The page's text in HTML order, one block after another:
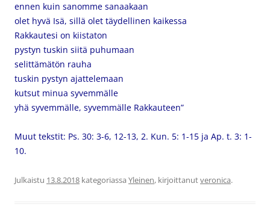
ennen kuin sanomme sanaakaan
olet hyvä Isä, sillä olet täydellinen kaikessa
Rakkautesi on kiistaton
pystyn tuskin siitä puhumaan
selittämätön rauha
tuskin pystyn ajattelemaan
kutsut minua syvemmälle
yhä syvemmälle, syvemmälle Rakkauteen”
Muut tekstit: Ps. 30: 3-6, 12-13, 2. Kun. 5: 1-15 ja Ap. t. 3: 1-
10.
Julkaistu 13.8.2018 kategoriassa Yleinen, kirjoittanutveronica.